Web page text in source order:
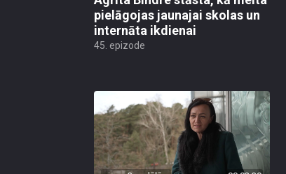
pielāgojas jaunajai skolas un
internāta ikdienai
45. epizode